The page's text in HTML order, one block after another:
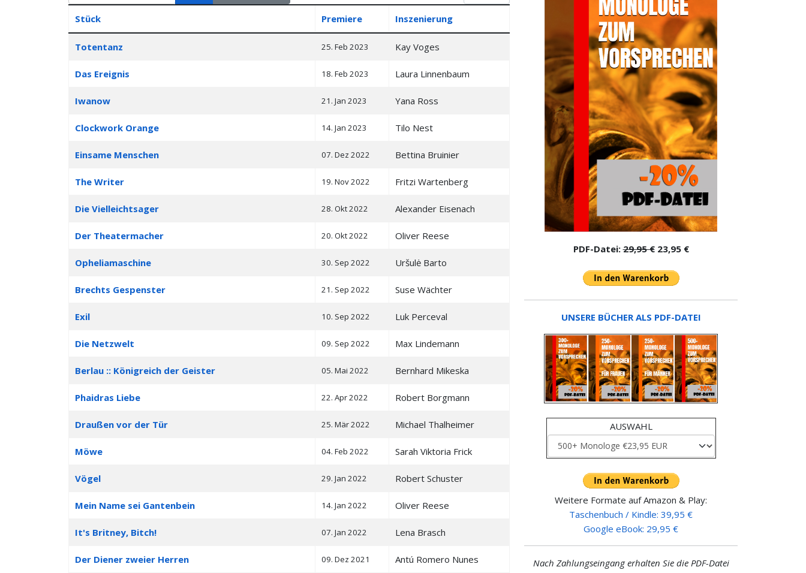
Stück Premiere Inszenierung
Totentanz 25. Feb 2023 Kay Voges
Das Ereignis 18. Feb 2023 Laura Linnenbaum
Iwanow 21. Jan 2023 Yana Ross
Clockwork Orange 14. Jan 2023 Tilo Nest
Einsame Menschen 07. Dez 2022 Bettina Bruinier
The Writer 19. Nov 2022 Fritzi Wartenberg
Die Vielleichtsager 28. Okt 2022 Alexander Eisenach
Der Theatermacher 20. Okt 2022 Oliver Reese
Opheliamaschine 30. Sep 2022 Uršulė Barto
Brechts Gespenster 21. Sep 2022 Suse Wächter
Exil 10. Sep 2022 Luk Perceval
Die Netzwelt 09. Sep 2022 Max Lindemann
Berlau :: Königreich der Geister 05. Mai 2022 Bernhard Mikeska
Phaidras Liebe 22. Apr 2022 Robert Borgmann
Draußen vor der Tür 25. Mär 2022 Michael Thalheimer
Möwe 04. Feb 2022 Sarah Viktoria Frick
Vögel 29. Jan 2022 Robert Schuster
Mein Name sei Gantenbein 14. Jan 2022 Oliver Reese
It's Britney, Bitch! 07. Jan 2022 Lena Brasch
Der Diener zweier Herren 09. Dez 2021 Antú Romero Nunes
PDF-Datei:29,95 €23,95 €
UNSERE BÜCHER ALS PDF-DATEI
AUSWAHL
Weitere Formate auf Amazon & Play:
Taschenbuch / Kindle: 39,95 €
Google eBook: 29,95 €
Nach Zahlungseingang erhalten Sie die PDF-Datei